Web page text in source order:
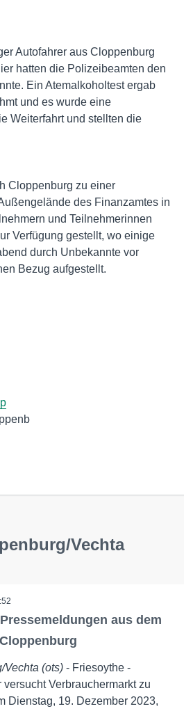
Autofahrer aus Cloppenburg
hatten die Polizeibeamten den
Ein Atemalkoholtest ergab
und es wurde eine
Weiterfahrt und stellten die
Cloppenburg zu einer
des Finanzamtes in
und Teilnehmerinnen
Verfügung gestellt, wo einige
durch Unbekannte vor
Bezug aufgestellt.
Vechta
aus dem
Vechta (ots)- Friesoythe -
versucht Verbrauchermarkt zu
Dienstag, 19. Dezember 2023,